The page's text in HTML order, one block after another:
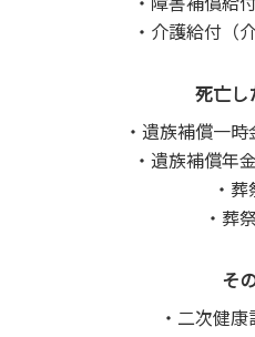
介護給付（
死亡し
遺族補償一時
遺族補償年
葬
葬
そ
二次健康